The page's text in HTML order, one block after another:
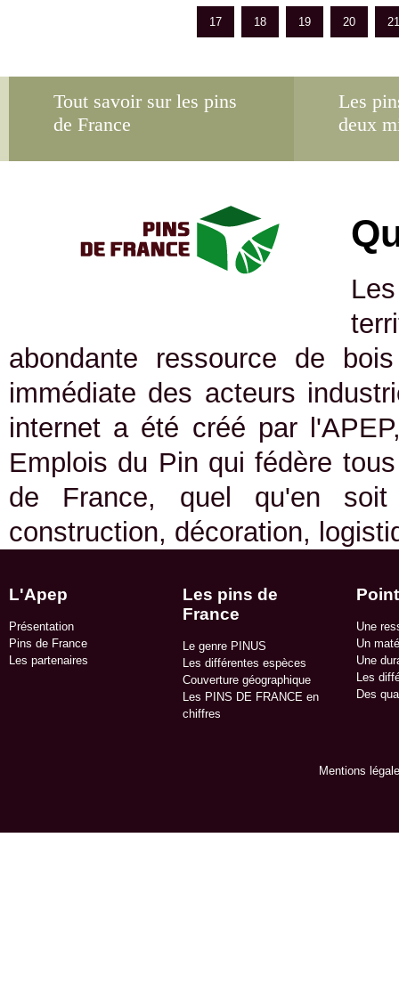
17 18 19 20 21
Tout savoir sur les pins
de France
Les
deux
abondante ressource de
immédiate des acteurs
internet a été créé par
Emplois du Pin qui fédère
de France, quel qu'en soit
construction, décoration,
L'Apep
Présentation
Pins de France
Les partenaires
Les pins de
France
Le genre PINUS
Les différentes espèces
Couverture géographique
Les PINS DE FRANCE en
chiffres
Une
Un
Une
Les
Des
Mentions